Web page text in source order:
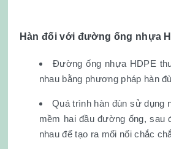
Hàn đối với đường ống nhựa
Đường ống nhựa HDPE
nhau bằng phương pháp hàn
Quá trình hàn đùn sử dụng
mềm hai đầu đường ống, sau
nhau để tạo ra mối nối chắc